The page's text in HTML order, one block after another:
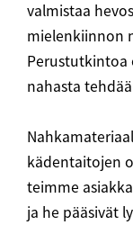
valmistaa
mielenkiinnon
Perustutkintoa
nahasta
kädentaitojen
teimme
ja he pääsivät